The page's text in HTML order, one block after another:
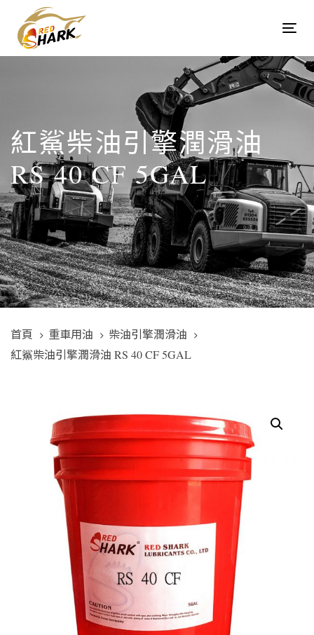
links
content
紅鯊柴油引擎潤滑油
RS 40 CF 5GAL
首頁 重車用油
柴油引擎潤滑油
紅鯊柴油引擎潤滑油 RS 40 CF 5GAL